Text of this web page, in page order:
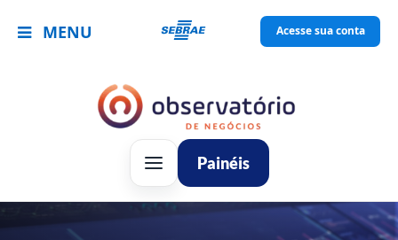
MENU Acesse sua conta
Painéis